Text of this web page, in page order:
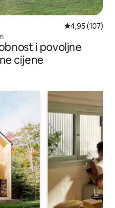
Prosječna
4,95 (107)
i povoljne
cijene